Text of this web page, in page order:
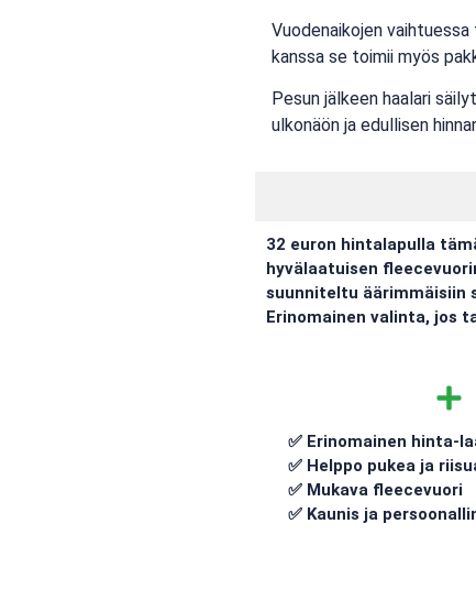
Vuodenaikojen
kanssa se toimii myös
Pesun jälkeen haalari
ulkonäön ja edullisen
32 euron hintalapulla
hyvälaatuisen
suunniteltu äärimmäisiin
Erinomainen valinta, jos
✅ Erinomainen hinta-
✅ Helppo pukea ja
✅ Mukava fleecevuori
✅ Kaunis ja